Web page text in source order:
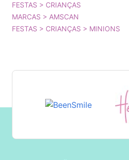
FESTAS > CRIANÇAS
MARCAS > AMSCAN
FESTAS > CRIANÇAS > MINIONS